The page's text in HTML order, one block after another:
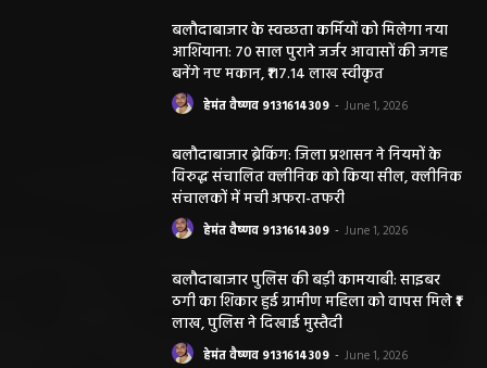
बलौदाबाजार के स्वच्छता कर्मियों को मिलेगा नया
आशियाना: 70 साल पुराने जर्जर आवासों की जगह
बनेंगे नए मकान, ₹117.14 लाख स्वीकृत
हेमंत वैष्णव 9131614309 - June 1, 2026
बलौदाबाजार ब्रेकिंग: जिला प्रशासन ने नियमों के
विरुद्ध संचालित क्लीनिक को किया सील, क्लीनिक
संचालकों में मची अफरा-तफरी
हेमंत वैष्णव 9131614309 - June 1, 2026
बलौदाबाजार पुलिस की बड़ी कामयाबी: साइबर
ठगी का शिकार हुई ग्रामीण महिला को वापस मिले ₹1
लाख, पुलिस ने दिखाई मुस्तैदी
हेमंत वैष्णव 9131614309 - June 1, 2026